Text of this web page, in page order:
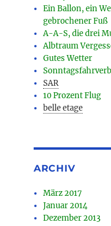
Ein Ballon, ein
gebrochener Fuß
A-A-S, die drei
Albtraum
Gutes Wetter
SAR
10 Prozent Flug
belle etage
ARCHIV
März 2017
Januar 2014
Dezember 2013